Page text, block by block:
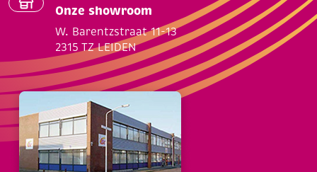
Onze showroom
W. Barentzstraat 11-13
2315 TZ LEIDEN